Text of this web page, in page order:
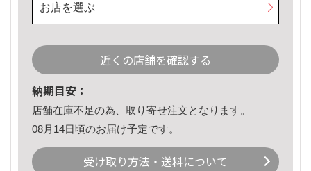
お店を選ぶ
近くの店舗を確認する
納期目安：
店舗在庫不足の為、取り寄せ注文となります。
08月14日頃のお届け予定です。
受け取り方法・送料について